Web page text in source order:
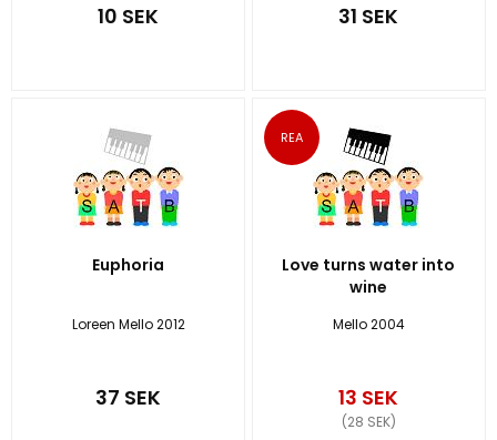
10 SEK 31 SEK
Euphoria
Loreen Mello 2012
37 SEK
Love turns water into
wine
Mello 2004
13 SEK
(28 SEK)